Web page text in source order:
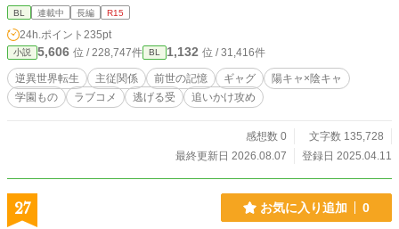
陽キャ男子（元姫）の、逆異世界転生BLギャグコメディ！
「イイエナンノコトカワカリマセン」 忠義も身分も性別も全
部飛び越えて、今日も逃げる俺と追いかける姫（男子高校
生） 《第二部 熱砂の国からの闖入者》 郁朗と智哉は、前世
の想いを飛び越え、ついに結ばれた。 そして迎える高校二年
生、健全な男子高校生同士として、健全な交際を続けるはず
熱砂の風と共に転校してきた、前世関係者。 千隼と翠瑶姫の
志望。 進路が別れ、クラスも別々になった。 そんな中、見つ
BL 連載中 長編 R15
24h.ポイント 235pt
小説 5,606 位 / 228,747件 BL 1,132 位 / 31,416件
逆異世界転生 主従関係 前世の記憶 ギャグ
陽キャ×陰キャ
学園もの
ラブコメ 逃げる受 追いかけ攻め
感想数 0
文字数 135,728
最終更新日 2026.08.07
登録日 2025.04.11
27 お気に入り追加 0